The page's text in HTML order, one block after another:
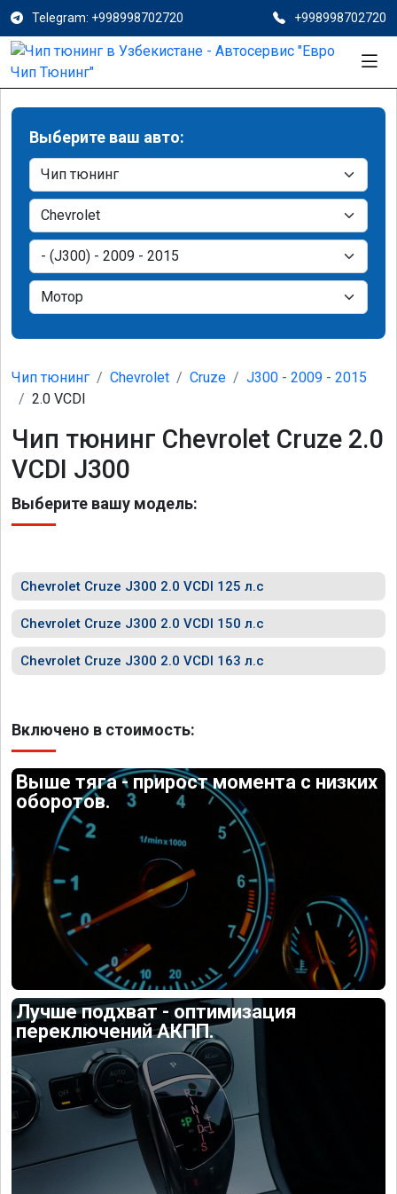
Telegram: +998998702720 +998998702720
Выберите ваш авто:
Чип тюнинг Chevrolet Cruze
J300 - 2009 - 2015
2.0 VCDI
Чип тюнинг Chevrolet Cruze 2.0
VCDI J300
Выберите вашу модель:
Chevrolet Cruze J300 2.0 VCDI 125 л.с
Chevrolet Cruze J300 2.0 VCDI 150 л.с
Chevrolet Cruze J300 2.0 VCDI 163 л.с
Включено в стоимость:
Выше тяга - прирост момента с низких
оборотов.
Лучше подхват - оптимизация
переключений АКПП.